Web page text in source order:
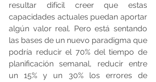
resultar difícil creer que estas
capacidades actuales puedan aportar
algún valor real. Pero está sentando
las bases de un nuevo paradigma que
podría reducir el 70% del tiempo de
planificación semanal, reducir entre
un 15% y un 30% los errores de